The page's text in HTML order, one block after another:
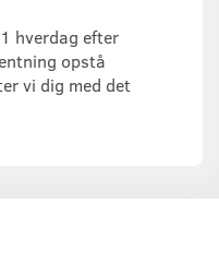
hverdag efter
opstå
vi dig med det